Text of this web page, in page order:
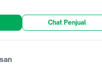
Chat Penjual